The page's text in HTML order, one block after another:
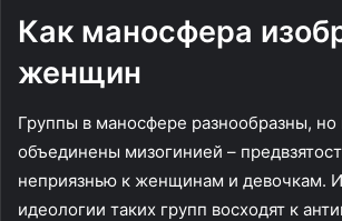
Как маносфера
женщин
Группы в маносфере разнообразны, но
объединены мизогинией –
неприязнью к женщинам и девочкам.
идеологии таких групп восходят к